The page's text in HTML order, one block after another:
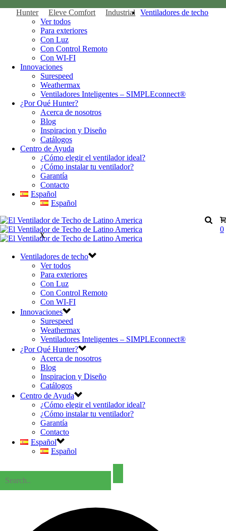
Hunter Eleve Comfort Industrial
Ventiladores de techo
Ver todos
Para exteriores
Con Luz
Con Control Remoto
Con WI-FI
Innovaciones
Surespeed
Weathermax
Ventiladores Inteligentes – SIMPLEconnect®
¿Por Qué Hunter?
Acerca de nosotros
Blog
Inspiracion y Diseño
Catálogos
Centro de Ayuda
¿Cómo elegir el ventilador ideal?
¿Cómo instalar tu ventilador?
Garantía
Contacto
Español
Español
0
X
Ventiladores de techo
Ver todos
Para exteriores
Con Luz
Con Control Remoto
Con WI-FI
Innovaciones
Surespeed
Weathermax
Ventiladores Inteligentes – SIMPLEconnect®
¿Por Qué Hunter?
Acerca de nosotros
Blog
Inspiracion y Diseño
Catálogos
Centro de Ayuda
¿Cómo elegir el ventilador ideal?
¿Cómo instalar tu ventilador?
Garantía
Contacto
Español
Español